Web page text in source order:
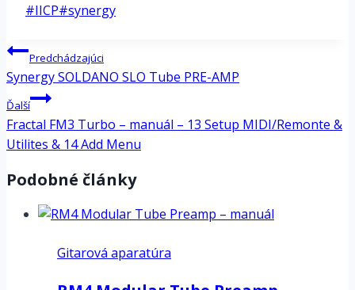
Post
#IICP#synergy
Navigácia
v
článku
Predchádzajúci
Synergy SOLDANO SLO Tube PRE-AMP
Ďalší
Fractal FM3 Turbo – manuál – 13 Setup MIDI/Remonte &
Utilites & 14 Add Menu
Podobné články
Gitarová aparatúra